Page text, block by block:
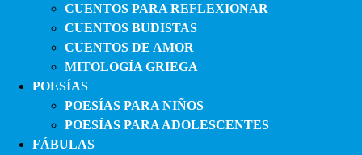
CUENTOS PARA REFLEXIONAR
CUENTOS BUDISTAS
CUENTOS DE AMOR
MITOLOGÍA GRIEGA
POESÍAS
POESÍAS PARA NIÑOS
POESÍAS PARA ADOLESCENTES
FÁBULAS